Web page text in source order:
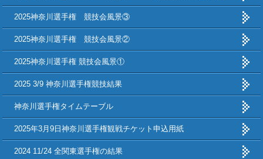
2025神奈川選手権 競技会風景③
2025神奈川選手権 競技会風景②
2025神奈川選手権 競技会風景①
2025 3/9 神奈川選手権競技結果
神奈川選手権タイムテーブル
2025年3月9日神奈川選手権観戦チケット申込用紙
2024 11/24 全関東選手権の結果